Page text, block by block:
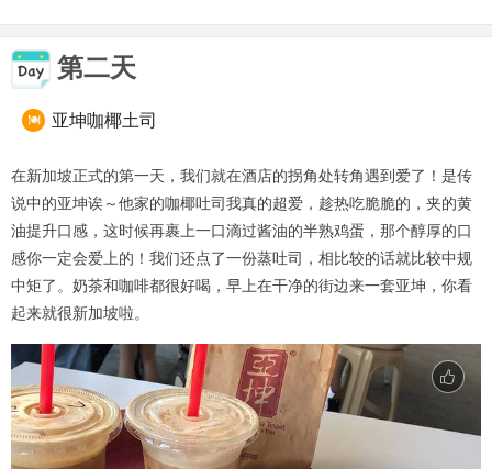
第二天
 亚坤咖椰土司
在新加坡正式的第一天，我们就在酒店的拐角处转角遇到爱了！是传
说中的亚坤诶～他家的咖椰吐司我真的超爱，趁热吃脆脆的，夹的黄
油提升口感，这时候再裹上一口滴过酱油的半熟鸡蛋，那个醇厚的口
感你一定会爱上的！我们还点了一份蒸吐司，相比较的话就比较中规
中矩了。奶茶和咖啡都很好喝，早上在干净的街边来一套亚坤，你看
起来就很新加坡啦。